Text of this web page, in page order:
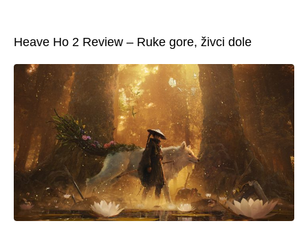
Heave Ho 2 Review – Ruke gore, živci dole